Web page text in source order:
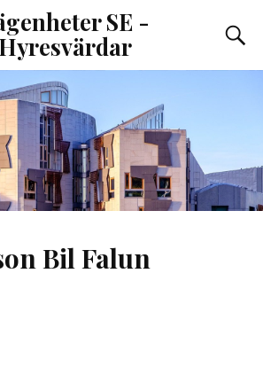
SE -
Hyresvärdar
Bil Falun